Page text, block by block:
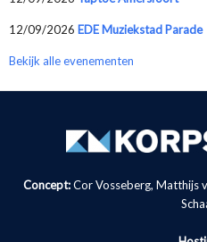
12/09/2026 EDE Muziekstad Parade
Bekijk alle evenementen
Concept:Cor Vosseberg, Matthijs